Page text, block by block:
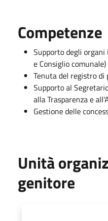
Competenze
Supporto degli
e Consiglio comunale)
Tenuta del registro di
Supporto al
alla Trasparenza e
Gestione delle
Unità
genitore